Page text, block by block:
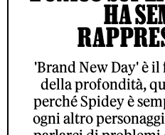
HA
'Brand New Day' è
della profondità,
perché Spidey è
ogni altro